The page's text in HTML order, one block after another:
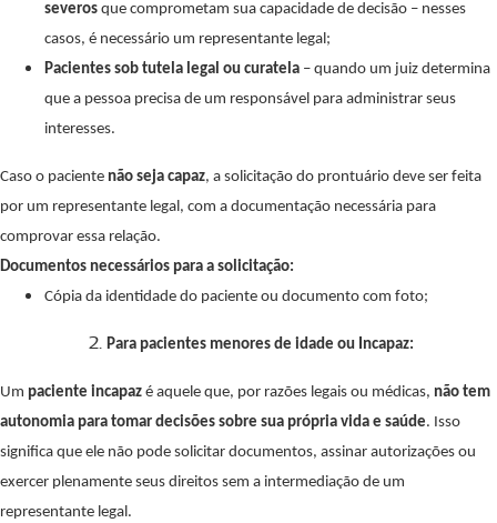
severos que comprometam sua capacidade de decisão – nesses
casos, é necessário um representante legal;
Pacientes sob tutela legal ou curatela – quando um juiz determina
que a pessoa precisa de um responsável para administrar seus
interesses.
Caso o paciente não seja capaz, a solicitação do prontuário deve ser feita
por um representante legal, com a documentação necessária para
comprovar essa relação.
Documentos necessários para a solicitação:
Cópia da identidade do paciente ou documento com foto;
Para pacientes menores de idade ou Incapaz:
Um paciente incapaz é aquele que, por razões legais ou médicas, não tem
autonomia para tomar decisões sobre sua própria vida e saúde. Isso
significa que ele não pode solicitar documentos, assinar autorizações ou
exercer plenamente seus direitos sem a intermediação de um
representante legal.